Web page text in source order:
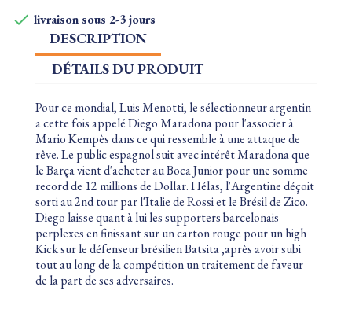
 livraison sous 2-3 jours
DESCRIPTION
DÉTAILS DU PRODUIT
Pour ce mondial, Luis Menotti, le sélectionneur argentin
a cette fois appelé Diego Maradona pour l'associer à
Mario Kempès dans ce qui ressemble à une attaque de
rêve. Le public espagnol suit avec intérêt Maradona que
le Barça vient d'acheter au Boca Junior pour une somme
record de 12 millions de Dollar. Hélas, l'Argentine déçoit
sorti au 2nd tour par l'Italie de Rossi et le Brésil de Zico.
Diego laisse quant à lui les supporters barcelonais
perplexes en finissant sur un carton rouge pour un high
Kick sur le défenseur brésilien Batsita ,après avoir subi
tout au long de la compétition un traitement de faveur
de la part de ses adversaires.